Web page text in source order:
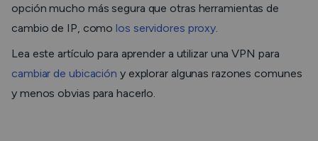
opción mucho más segura que otras herramientas de
cambio de IP, comolos servidores proxy.
Lea este artículo para aprender a utilizar una VPN para
cambiar de ubicación y explorar algunas razones comunes
y menos obvias para hacerlo.